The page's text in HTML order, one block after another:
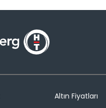
Altın Fiyatları